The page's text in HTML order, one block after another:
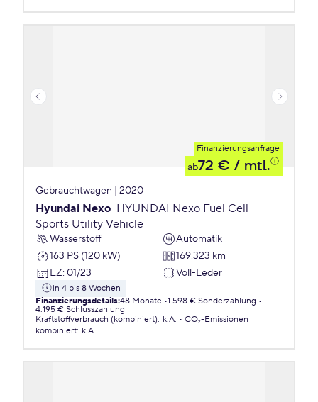
Finanzierungsanfrage
ab72 € / mtl.
Gebrauchtwagen | 2020
Hyundai Nexo HYUNDAI Nexo Fuel Cell
Sports Utility Vehicle
Wasserstoff
Automatik
163 PS (120 kW)
169.323 km
EZ: 01/23 Voll-Leder
in 4 bis 8 Wochen
Finanzierungsdetails:48 Monate 1.598 € Sonderzahlung
4.195 € Schlusszahlung
Kraftstoffverbrauch (kombiniert): k.A.
CO₂-Emissionen
kombiniert: k.A.